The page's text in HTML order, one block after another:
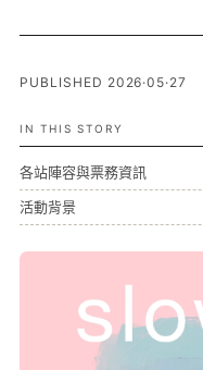
PUBLISHED 2026·05·27
IN THIS STORY
各站陣容與票務資訊
活動背景